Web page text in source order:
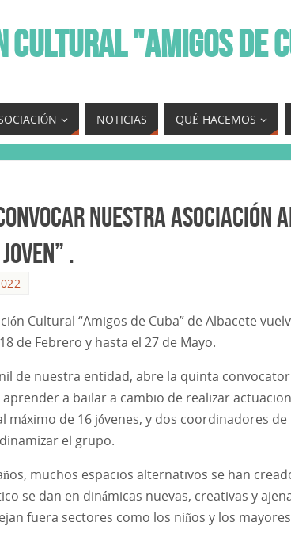
CULTURAL "AMIGOS DE
NOTICIAS QUÉ HACEMOS
nuestra Asociación
.
Cultural “Amigos de Cuba” de Albacete
de Febrero y hasta el 27 de Mayo.
de nuestra entidad, abre la quinta
a bailar a cambio de realizar
máximo de 16 jóvenes, y dos coordinadores de
el grupo.
muchos espacios alternativos se han
se dan en dinámicas nuevas, creativas y
fuera sectores como los niños y los